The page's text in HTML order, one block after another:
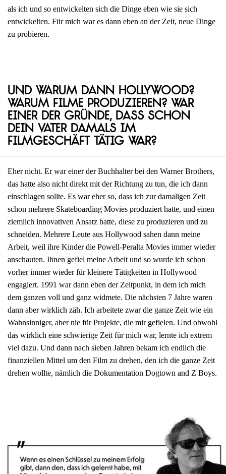
als ich und so entwickelten sich die Dinge eben wie sie sich
entwickelten. Für mich war es dann eben an der Zeit, neue Dinge
zu probieren.
Und warum dann Hollywood?
Warum Filme produzieren? War
einer der Gründe, dass schon
dein Vater damals im
Filmgeschäft tätig war?
Eher nicht. Er war einer der Buchhalter bei den Warner Brothers,
das hatte also nicht direkt mit der Richtung zu tun, die ich dann
einschlagen sollte. Es war eher so, dass ich zur damaligen Zeit
schon mehrere Skateboarding Movies produziert hatte, und einen
ziemlich innovativen Ansatz hatte, diese zu produzieren und zu
schneiden. Mehrere Leute aus Hollywood sahen dann meine
Arbeit, weil ihre Kinder die Powell-Peralta Movies immer wieder
anschauten. Ihnen gefiel meine Arbeit und so wurde ich schon
vorher immer wieder für kleinere Tätigkeiten in Hollywood
engagiert. 1991 war dann eben der Zeitpunkt, in dem ich mich
dem ganzen voll und ganz widmete. Die nächsten 7 Jahre waren
dann aber wirklich zäh. Ich arbeitete zwar die ganze Zeit wie ein
Wahnsinniger, aber nie für Projekte, die mir gefielen. Und obwohl
das wirklich eine schwierige Zeit für mich war, lernte ich extrem
viel dazu. Und dann nach sieben Jahren bekam ich endlich die
finanziellen Mittel um den Film zu drehen, den ich die ganze Zeit
drehen wollte, nämlich die Dokumentation Dogtown and Z Boys.